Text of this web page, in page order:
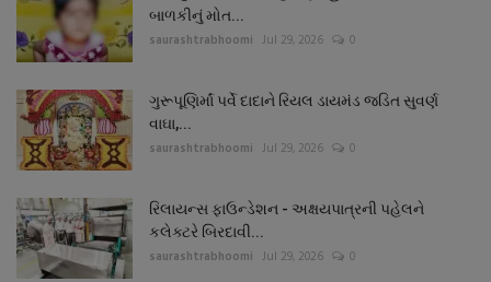
બાળકીનું મોત...
saurashtrabhoomi Jul 29, 2026 0
ગુરૂપૂણિર્માં પર્વે દાદાને રિયલ ડાયમંડ જડિત સુવર્ણ
વાઘા,...
saurashtrabhoomi Jul 29, 2026 0
રિલાયન્સ ફાઉન્ડેશન - અક્ષયપાત્રની પહેલને
કલેક્ટરે બિરદાવી...
saurashtrabhoomi Jul 29, 2026 0